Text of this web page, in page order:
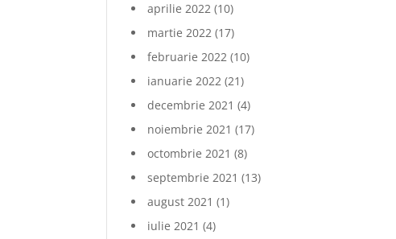
aprilie 2022 (10)
martie 2022 (17)
februarie 2022 (10)
ianuarie 2022 (21)
decembrie 2021 (4)
noiembrie 2021 (17)
octombrie 2021 (8)
septembrie 2021 (13)
august 2021 (1)
iulie 2021 (4)